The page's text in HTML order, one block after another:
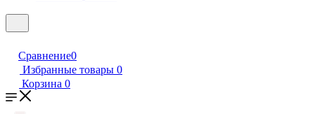
Сравнение0
Избранные товары 0
Корзина 0